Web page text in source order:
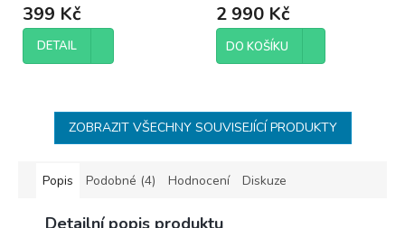
399 Kč
DETAIL
2 990 Kč
DO KOŠÍKU
ZOBRAZIT VŠECHNY SOUVISEJÍCÍ PRODUKTY
Popis Podobné (4) Hodnocení Diskuze
Detailní popis produktu